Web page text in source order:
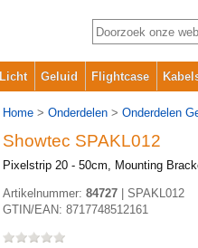
Licht Geluid Flightcase
Home > Onderdelen > Onderdelen
Showtec SPAKL012
Pixelstrip 20 - 50cm, Mounting
Artikelnummer: 84727
SPAKL012
GTIN/EAN: 8717748512161